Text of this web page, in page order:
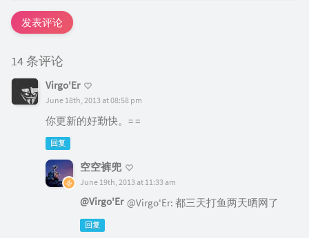
发表评论
14 条评论
Virgo'Er
June 18th, 2013 at 08:58 pm
你更新的好勤快。= =
回复
空空裤兜
June 19th, 2013 at 11:33 am
@Virgo'Er @Virgo'Er: 都三天打鱼两天晒网了
回复